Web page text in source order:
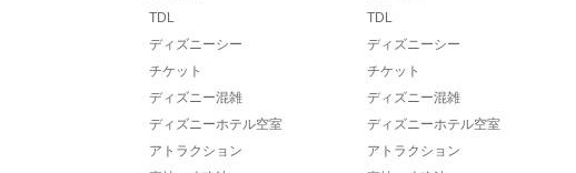
TDL
ディズニーシー
チケット
ディズニー混雑
ディズニーホテル空室
アトラクション
TDL
ディズニーシー
チケット
ディズニー混雑
ディズニーホテル空室
アトラクション